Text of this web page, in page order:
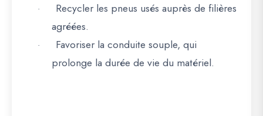
· Recycler les pneus usés auprès de filières
agréées.
· Favoriser la conduite souple, qui
prolonge la durée de vie du matériel.